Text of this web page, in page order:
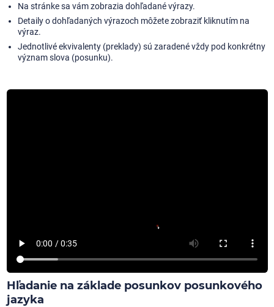
Na stránke sa vám zobrazia dohľadané výrazy.
Detaily o dohľadaných výrazoch môžete zobraziť kliknutím na
výraz.
Jednotlivé ekvivalenty (preklady) sú zaradené vždy pod konkrétny
význam slova (posunku).
Hľadanie na základe posunkov posunkového
jazyka